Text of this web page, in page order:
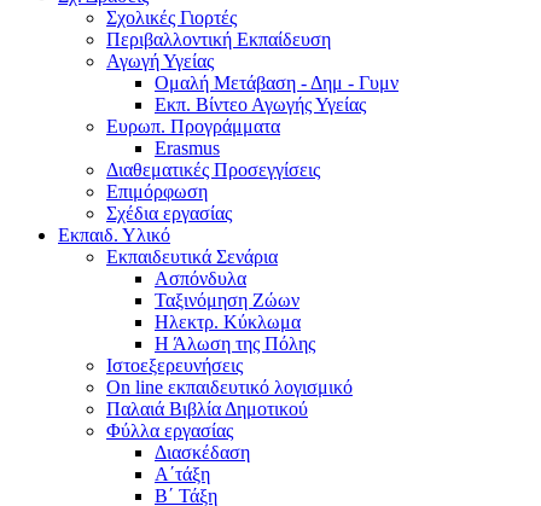
Σχολικές Γιορτές
Περιβαλλοντική Εκπαίδευση
Αγωγή Υγείας
Ομαλή Μετάβαση - Δημ - Γυμν
Εκπ. Βίντεο Αγωγής Υγείας
Ευρωπ. Προγράμματα
Erasmus
Διαθεματικές Προσεγγίσεις
Επιμόρφωση
Σχέδια εργασίας
Εκπαιδ. Υλικό
Εκπαιδευτικά Σενάρια
Ασπόνδυλα
Ταξινόμηση Ζώων
Ηλεκτρ. Κύκλωμα
Η Άλωση της Πόλης
Ιστοεξερευνήσεις
On line εκπαιδευτικό λογισμικό
Παλαιά Βιβλία Δημοτικού
Φύλλα εργασίας
Διασκέδαση
Α΄τάξη
Β΄ Τάξη